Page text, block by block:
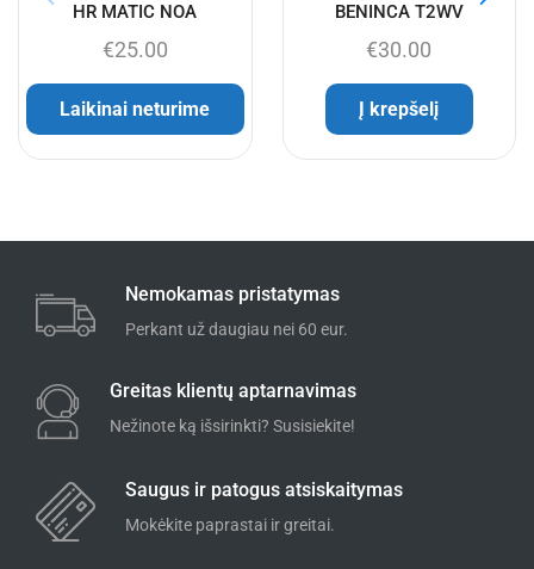
HR MATIC NOA
€25.00
Laikinai neturime
BENINCA T2WV
€30.00
Į krepšelį
Nemokamas pristatymas
Perkant už daugiau nei 60 eur.
Greitas klientų aptarnavimas
Nežinote ką išsirinkti? Susisiekite!
Saugus ir patogus atsiskaitymas
Mokėkite paprastai ir greitai.